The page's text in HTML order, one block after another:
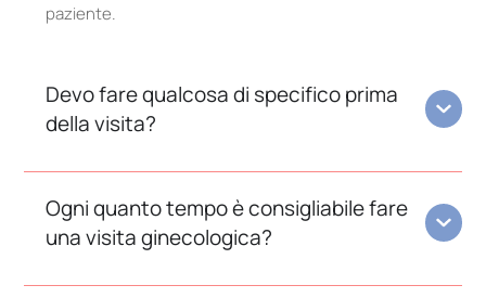
paziente.
Devo fare qualcosa di specifico prima
della visita?
Ogni quanto tempo è consigliabile fare
una visita ginecologica?